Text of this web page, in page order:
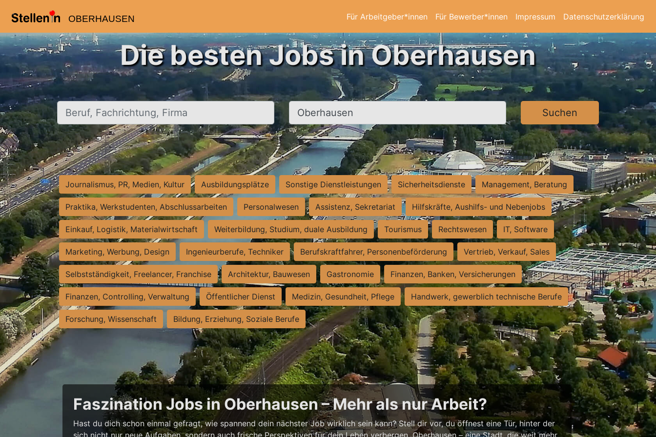
OBERHAUSEN Für Arbeitgeber*innen Für Bewerber*innen Impressum Datenschutzerklärung
Die besten Jobs in Oberhausen
Beruf, Fachrichtung, Firma Ort, Stadt Suchen
Journalismus, PR, Medien, Kultur Ausbildungsplätze Sonstige Dienstleistungen Sicherheitsdienste Management, Beratung
Praktika, Werkstudenten, Abschlussarbeiten Personalwesen Assistenz, Sekretariat Hilfskräfte, Aushilfs- und Nebenjobs
Einkauf, Logistik, Materialwirtschaft Weiterbildung, Studium, duale Ausbildung Tourismus Rechtswesen IT, Software
Marketing, Werbung, Design Ingenieurberufe, Techniker Berufskraftfahrer, Personenbeförderung Vertrieb, Verkauf, Sales
Selbstständigkeit, Freelancer, Franchise Architektur, Bauwesen Gastronomie Finanzen, Banken, Versicherungen
Finanzen, Controlling, Verwaltung Öffentlicher Dienst Medizin, Gesundheit, Pflege Handwerk, gewerblich technische Berufe
Forschung, Wissenschaft Bildung, Erziehung, Soziale Berufe
Faszination Jobs in Oberhausen – Mehr als nur Arbeit?
Hast du dich schon einmal gefragt, wie spannend dein nächster Job wirklich sein kann? Stell dir vor, du öffnest eine Tür, hinter der